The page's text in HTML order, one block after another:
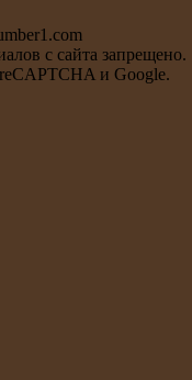
c сайта запрещено.
и Google.